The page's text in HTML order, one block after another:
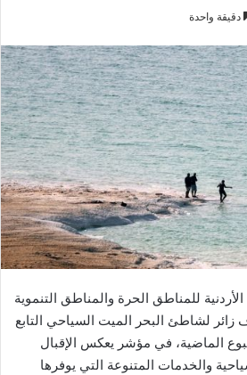
دقيقة واحدة
للمناطق الحرة والمناطق التنموية
أكثر من 4 آلاف زائر لشاطئ البحر الميت السياحي التابع
الماضية، في مؤشر يعكس الإقبال
والخدمات المتنوعة التي يوفرها